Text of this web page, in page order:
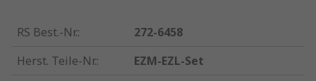
RS Best.-Nr.:
272-6458
Herst. Teile-Nr.:
EZM-EZL-Set